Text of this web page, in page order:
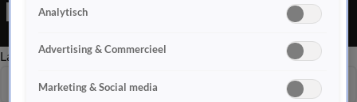
Editie is een Nieuws programma
Late EditieOchtend EditieVroege Editie
Seizoen 2025
Analytisch
Advertising & Commercieel
Marketing & Social media